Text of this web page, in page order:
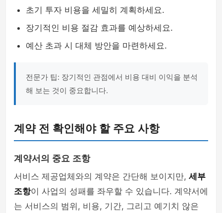
초기 투자 비용을 세밀히 계획하세요.
장기적인 비용 절감 효과를 예상하세요.
예산 초과 시 대체 방안을 마련하세요.
전문가 팁: 장기적인 관점에서 비용 대비 이익을 분석
해 보는 것이 중요합니다.
계약 전 확인해야 할 주요 사항
계약서의 중요 조항
서비스 제공업체와의 계약은 간단해 보이지만, 세부
조항이 사업의 성패를 좌우할 수 있습니다. 계약서에
는 서비스의 범위, 비용, 기간, 그리고 예기치 않은